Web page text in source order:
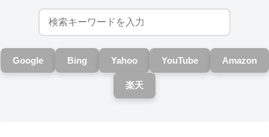
Google Bing Yahoo YouTube Amazon
楽天